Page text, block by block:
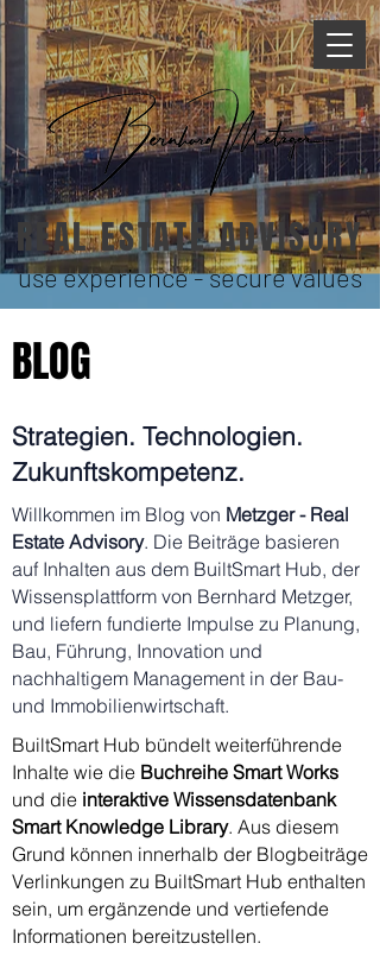
use experience - secure values
REAL ESTATE ADVISORY
BLOG
Strategien. Technologien.
Zukunftskompetenz.
Willkommen im Blog von Metzger - Real
Estate Advisory. Die Beiträge basieren
auf Inhalten aus dem BuiltSmart Hub, der
Wissensplattform von Bernhard Metzger,
und liefern fundierte Impulse zu Planung,
Bau, Führung, Innovation und
nachhaltigem Management in der Bau-
und Immobilienwirtschaft.
BuiltSmart Hub bündelt weiterführende
Inhalte wie die Buchreihe Smart Works
und die interaktive Wissensdatenbank
Smart Knowledge Library. Aus diesem
Grund können innerhalb der Blogbeiträge
Verlinkungen zu BuiltSmart Hub enthalten
sein, um ergänzende und vertiefende
Informationen bereitzustellen.